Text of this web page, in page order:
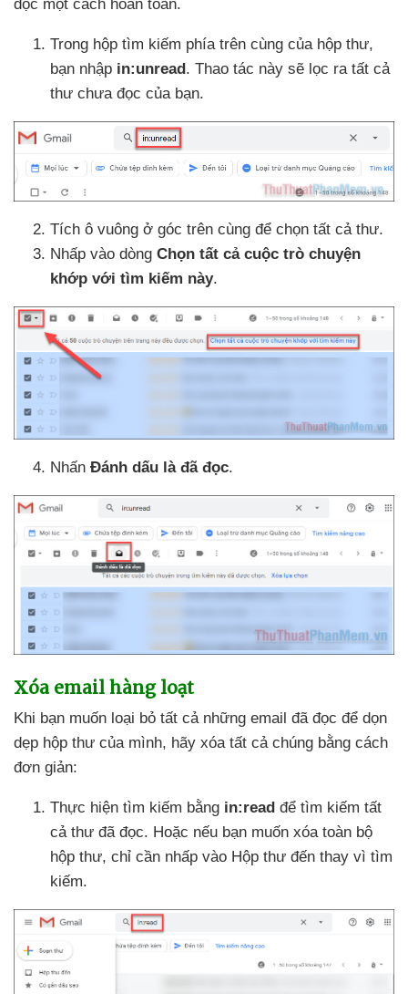
đọc một cách hoàn toàn.
Trong hộp tìm kiếm phía trên cùng của hộp thư,
bạn nhập in:unread . Thao tác này sẽ lọc ra tất cả
thư chưa đọc của bạn.
Tích ô vuông ở góc trên cùng để chọn tất cả thư.
Nhấp vào dòng Chọn tất cả cuộc trò chuyện
khớp với tìm kiếm này.
Nhấn Đánh dấu là đã đọc.
Xóa email hàng loạt
Khi bạn muốn loại bỏ tất cả những email đã đọc để dọn
dẹp hộp thư của mình, hãy xóa tất cả chúng bằng cách
đơn giản:
Thực hiện tìm kiếm bằng in:read để tìm kiếm tất
cả thư đã đọc. Hoặc nếu bạn muốn xóa toàn bộ
hộp thư, chỉ cần nhấp vào Hộp thư đến thay vì tìm
kiếm.